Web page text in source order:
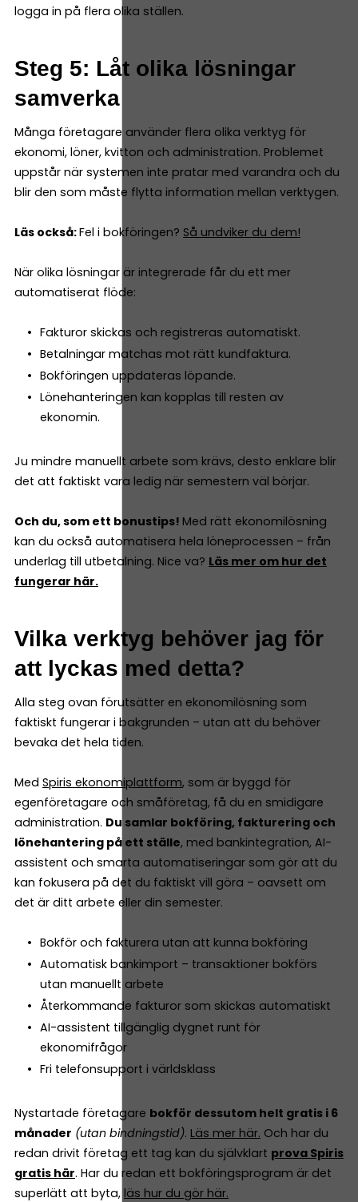
logga in på flera olika ställen.
Steg 5: Låt olika lösningar
samverka
Många företagare använder flera olika verktyg för
ekonomi, löner, kvitton och administration. Problemet
uppstår när systemen inte pratar med varandra och du
blir den som måste flytta information mellan verktygen.
Läs också:Fel i bokföringen? Så undviker du dem!
När olika lösningar är integrerade får du ett mer
automatiserat flöde:
Fakturor skickas och registreras automatiskt.
Betalningar matchas mot rätt kundfaktura.
Bokföringen uppdateras löpande.
Lönehanteringen kan kopplas till resten av
ekonomin.
Ju mindre manuellt arbete som krävs, desto enklare blir
det att faktiskt vara ledig när semestern väl börjar.
Och du, som ett bonustips! Med rätt ekonomilösning
kan du också automatisera hela löneprocessen – från
underlag till utbetalning. Nice va? Läs mer om hur det
fungerar här.
Vilka verktyg behöver jag för
att lyckas med detta?
Alla steg ovan förutsätter en ekonomilösning som
faktiskt fungerar i bakgrunden – utan att du behöver
bevaka det hela tiden.
Med Spiris ekonomiplattform, som är byggd för
egenföretagare och småföretag, få du en smidigare
administration. Du samlar bokföring, fakturering och
lönehantering på ett ställe, med bankintegration, AI-
assistent och smarta automatiseringar som gör att du
kan fokusera på det du faktiskt vill göra – oavsett om
det är ditt arbete eller din semester.
Bokför och fakturera utan att kunna bokföring
Automatisk bankimport – transaktioner bokförs
utan manuellt arbete
Återkommande fakturor som skickas automatiskt
AI-assistent tillgänglig dygnet runt för
ekonomifrågor
Fri telefonsupport i världsklass
Nystartade företagare bokför dessutom helt gratis i 6
månader (utan bindningstid). Läs mer här. Och har du
redan drivit företag ett tag kan du självklart prova Spiris
gratis här. Har du redan ett bokföringsprogram är det
superlätt att byta, läs hur du gör här.